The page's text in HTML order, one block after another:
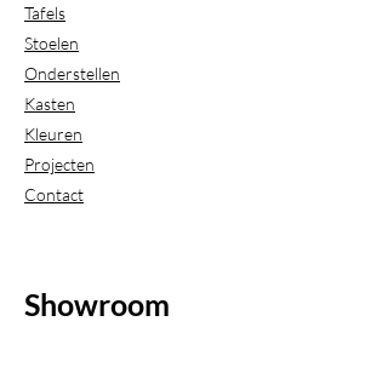
Tafels
Stoelen
Onderstellen
Kasten
Kleuren
Projecten
Contact
Showroom